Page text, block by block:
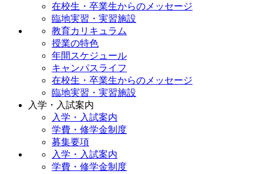
在校生・卒業生からのメッセージ
臨地実習・実習施設
教育カリキュラム
授業の特色
年間スケジュール
キャンパスライフ
在校生・卒業生からのメッセージ
臨地実習・実習施設
入学・入試案内
入学・入試案内
学費・修学金制度
募集要項
入学・入試案内
学費・修学金制度